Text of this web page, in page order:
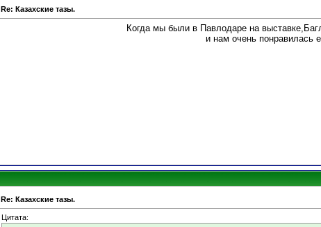
Re: Казахские тазы.
Когда мы были в Павлодаре на
и нам очень понравилась
Re: Казахские тазы.
Цитата: